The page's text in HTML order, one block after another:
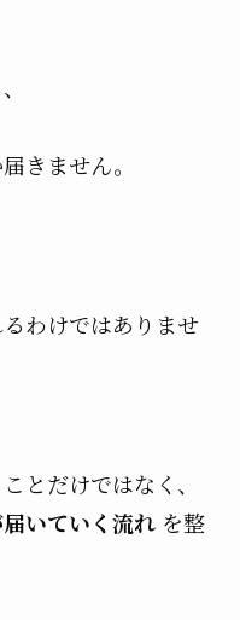
きません。
わけではありませ
とだけではなく、
いていく流れを整